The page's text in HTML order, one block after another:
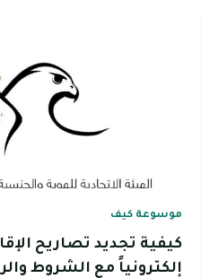
موسوعة كيف
كيفية تجديد تصاريح
إلكترونياً مع الشروط